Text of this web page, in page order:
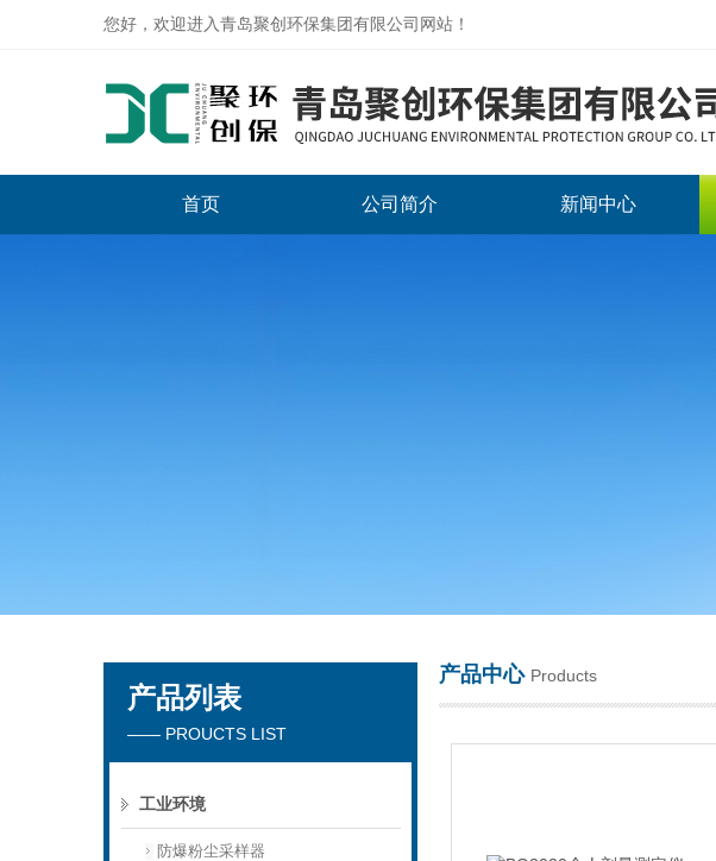
您好，欢迎进入青岛聚创环保集团有限公司网站！
首页 公司简介 新闻中心
产品列表
—— PROUCTS LIST
工业环境
防爆粉尘采样器
产品中心 Products